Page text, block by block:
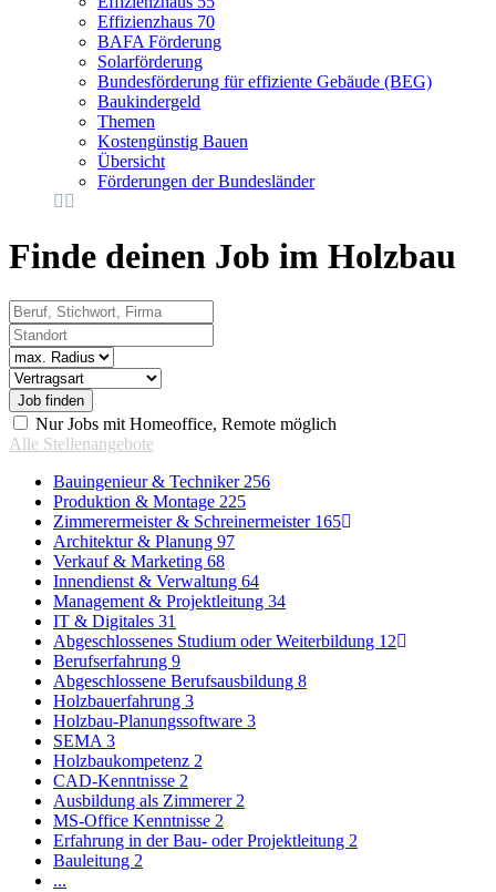
Effizienzhaus 70
BAFA Förderung
Solarförderung
Bundesförderung für effiziente Gebäude (BEG)
Baukindergeld
Themen
Kostengünstig Bauen
Übersicht
Förderungen der Bundesländer
Finde deinen Job im Holzbau
Beruf, Stichwort, Firma
Standort
Radius
Vertragsart
Nur Jobs mit Homeoffice, Remote möglich
Alle Stellenangebote
Bauingenieur & Techniker 256
Produktion & Montage 225
Zimmerermeister & Schreinermeister 165
Architektur & Planung 97
Verkauf & Marketing 68
Innendienst & Verwaltung 64
Management & Projektleitung 34
IT & Digitales 31
Abgeschlossenes Studium oder Weiterbildung 12
Berufserfahrung 9
Abgeschlossene Berufsausbildung 8
Holzbauerfahrung 3
Holzbau-Planungssoftware 3
SEMA 3
Holzbaukompetenz 2
CAD-Kenntnisse 2
Ausbildung als Zimmerer 2
MS-Office Kenntnisse 2
Erfahrung in der Bau- oder Projektleitung 2
Bauleitung 2
...